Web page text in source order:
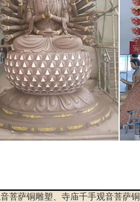
菩萨铜雕塑、寺庙千手观音菩萨